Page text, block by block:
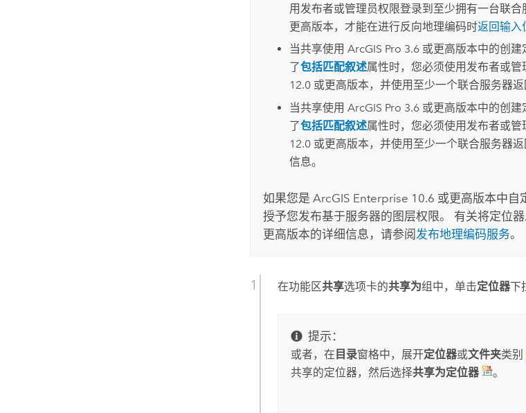
用发布者或管理员权限登录到至少拥有一台联
更高版本，才能在进行反向地理编码时返回输入
当共享使用ArcGIS Pro 3.6 或更高版本中的创建
了包括匹配叙述属性时，您必须使用发布者或
12.0 或更高版本，并使用至少一个联合服务器
当共享使用ArcGIS Pro 3.6 或更高版本中的创建
了包括匹配叙述属性时，您必须使用发布者或
12.0 或更高版本，并使用至少一个联合服务器
信息。
如果您是 ArcGIS Enterprise 10.6 或更高版本中自
授予您发布基于服务器的图层权限。 有关将定位
更高版本的详细信息，请参阅发布地理编码服务。
在功能区共享选项卡的共享为组中，单击定位器下
提示：
或者，在 目录窗格中，展开定位器或文件夹类别
共享的定位器，然后选择共享为定位器 。